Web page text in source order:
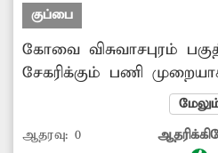
எடுக்க வேண்டும்.
குப்பை
கோவை விசுவாசபுரம்
சேகரிக்கும் பணி
இல்லை. 2 நாட்களுக்கு
குப்பை சேகரிக்கும் பணி
இதனால் குப்பைகளை
ஆதரவு: 0